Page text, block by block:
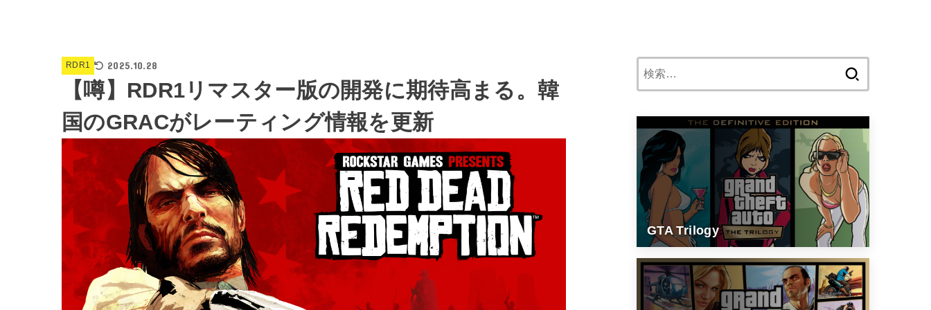
RDR1 2025.10.28
【噂】RDR1リマスター版の開発に期待高まる。韓
国のGRACがレーティング情報を更新
GTA Trilogy